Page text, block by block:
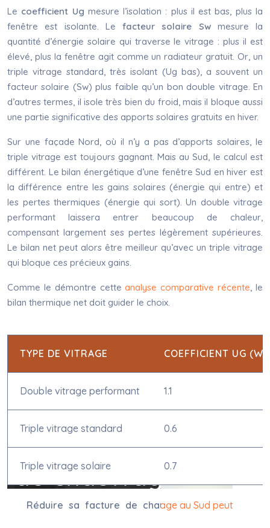
Le coefficient Ug mesure l’isolation : plus il est bas, plus la
fenêtre est isolante. Le facteur solaire Swmesure la
quantité d’énergie solaire qui traverse le vitrage : plus il est
élevé, plus la fenêtre agit comme un radiateur gratuit. Or, un
triple vitrage standard, très isolant (Ug bas), a souvent un
facteur solaire (Sw) plus faible qu’un bon double vitrage. En
d’autres termes, il isole très bien du froid, mais il bloque aussi
une partie significative des apports solaires gratuits en hiver.
Sur une façade Nord, où il n’y a pas d’apports solaires, le
triple vitrage est toujours gagnant. Mais au Sud, le calcul est
différent. Le bilan énergétique d’une fenêtre Sud en hiver est
la différence entre les gains solaires (énergie qui entre) et
les pertes thermiques (énergie qui sort). Un double vitrage
performant laissera entrer beaucoup de chaleur,
compensant largement ses pertes légèrement supérieures.
Le bilan net peut alors être meilleur qu’avec un triple vitrage
qui bloque ces précieux gains.
Comme le démontre cetteanalyse comparative récente, le
bilan thermique net doit guider le choix.
TYPE DE VITRAGE COEFFICIENT UG
Double vitrage performant 1.1
Triple vitrage standard 0.6
Triple vitrage solaire 0.7